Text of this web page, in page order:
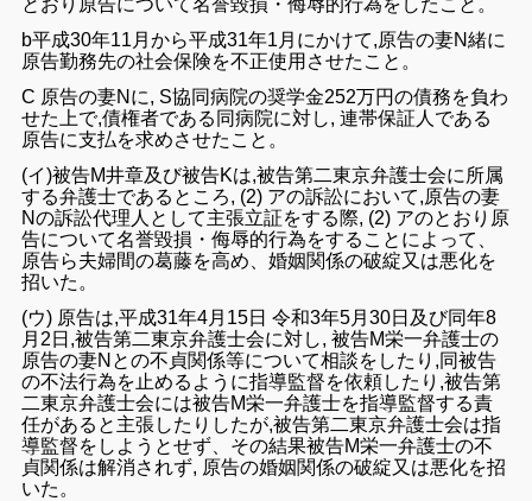
と おり 原告について名誉毀損・侮辱的行為を したこと。
b平成30年11 月から平成31年1月にかけて,原告の妻N緒に
原告勤務先の社会保険を不正使用 させたこと。
C 原告の妻N に, S協同病院の奨学金252万円の債務を負わ
せた 上で,債権者である同病院に対し,連帯保証人である
原告に支払を求めさせたこと。
(イ)被告M井章及び被告Kは,被告第二東京弁護士会に所属
する弁護士であるところ, (2) アの訴訟において,原告の妻
Nの訴訟代理人と して主張立証をする際, (2) アのとおり 原
告について名誉毀損・侮辱的行為をする ことによって、
原告ら夫婦間の葛藤を高め 、婚姻関係の破綻又は悪化を
招いた。
(ウ) 原告は,平成31年4月 15日 令和3年5月30日 及び同年8
月2日,被告第二東京弁護士会に対し,被告M栄一弁護士の
原告の妻N との不貞関係等について相談をしたり,同被告
の不法行為を止める よう に指導監督を依頼したり,被告第
二東京弁護士会には被告M栄一弁護士を指導監督する責
任がある と主張したりしたが,被告第二東京弁護士会は指
導監督を しよう とせず、 その結果被告M栄一弁護士の不
貞関係は解消されず, 原告の婚姻関係の破綻又 は悪化を招
いた。